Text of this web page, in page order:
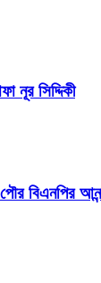
নূর সিদ্দিকী
বিএনপির